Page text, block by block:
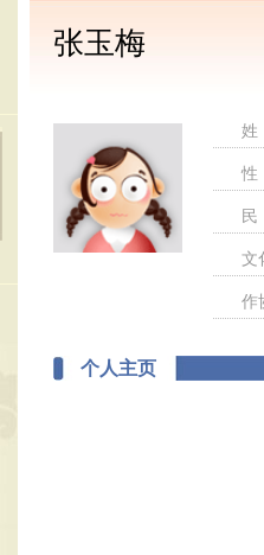
张玉梅
文
作
个人主页